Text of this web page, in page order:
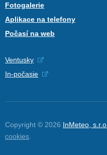
Fotogalerie
Aplikace na telefony
Počasí na web
Ventusky
In-počasie
Copyright © 2026 InMeteo, s.r.o.
cookies